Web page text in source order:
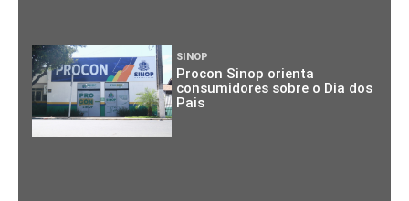
SINOP
Procon Sinop orienta
consumidores sobre o Dia dos
Pais